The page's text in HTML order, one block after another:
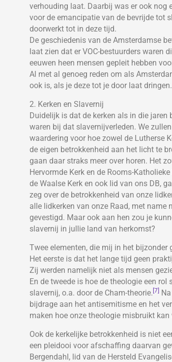
verhouding laat. Daarbij was er ook nog
voor de emancipatie van de bevrijde tot
doorwerkt tot in deze tijd.
De geschiedenis van de Amsterdamse
laat zien dat er VOC-bestuurders waren
eeuwen heen mensen gepleit hebben
Al met al genoeg reden om als
ook is, als je deze tot je door laat
2. Kerken en Slavernij
Duidelijk is dat de kerken als in die
waren bij dat slavernijverleden. We
waardering voor hoe zowel de Lutherse
de eigen betrokkenheid aan het licht te
gaan daar straks meer over horen. Het
Hervormde Kerk en de Rooms-
de Waalse Kerk en ook lid van ons DB,
zeg over de betrokkenheid van onze
alle lidkerken van onze Raad, met
gevestigd. Maar ook aan hen zou je
slavernij in jullie land van herkomst?
Twee elementen, die mij in het
Het eerste is dat het lange tijd geen
Zij werden namelijk niet als mensen
En de tweede is hoe de theologie een
slavernij, o.a. door de Cham-theorie. [7]
bijdrage aan het antisemitisme en het
maken hoe onze theologie misbruikt kan
Ook de kerkelijke betrokkenheid is niet
een pleidooi voor afschaffing daarvan
Bergendahl, lid van de Hersteld